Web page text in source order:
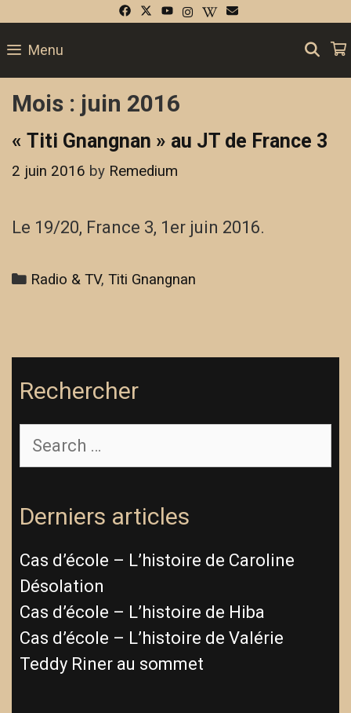
content
Menu
Mois : juin 2016
« Titi Gnangnan » au JT de France 3
2 juin 2016 by Remedium
Le 19/20, France 3, 1er juin 2016.
Categories
Radio & TV,Titi Gnangnan
Rechercher
for:
Derniers articles
Cas d’école – L’histoire de Caroline
Désolation
Cas d’école – L’histoire de Hiba
Cas d’école – L’histoire de Valérie
Teddy Riner au sommet